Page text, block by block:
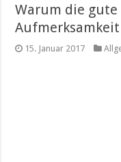
Warum die
15. Januar 2017